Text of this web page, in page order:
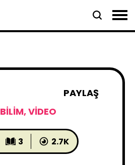
PAYLAŞ
BILIM,VIDEO
3 2.7K